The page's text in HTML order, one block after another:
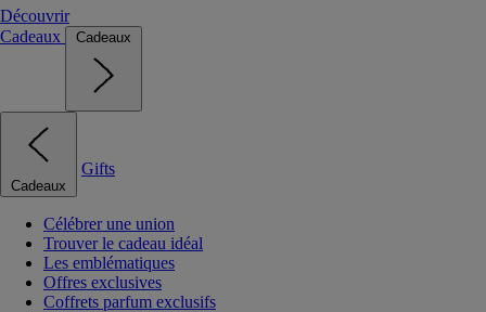
Découvrir
Cadeaux
Cadeaux
Cadeaux
Gifts
Célébrer une union
Trouver le cadeau idéal
Les emblématiques
Offres exclusives
Coffrets parfum exclusifs